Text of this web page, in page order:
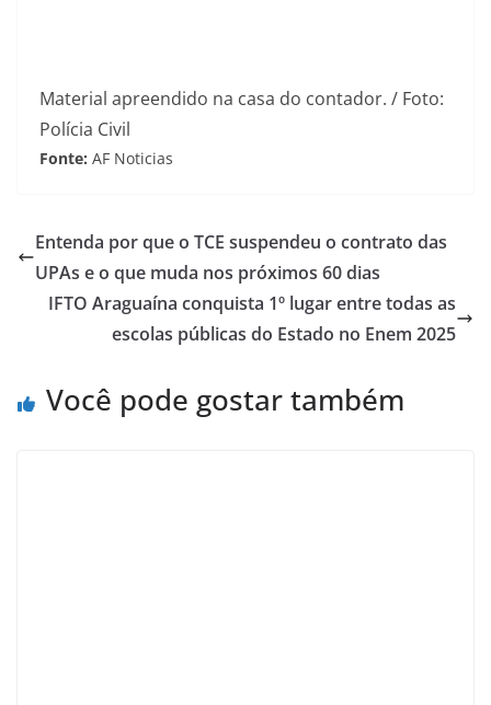
Material apreendido na casa do contador. / Foto:
Polícia Civil
Fonte: AF Noticias
Entenda por que o TCE suspendeu o contrato das
UPAs e o que muda nos próximos 60 dias
IFTO Araguaína conquista 1º lugar entre todas as
escolas públicas do Estado no Enem 2025
Você pode gostar também